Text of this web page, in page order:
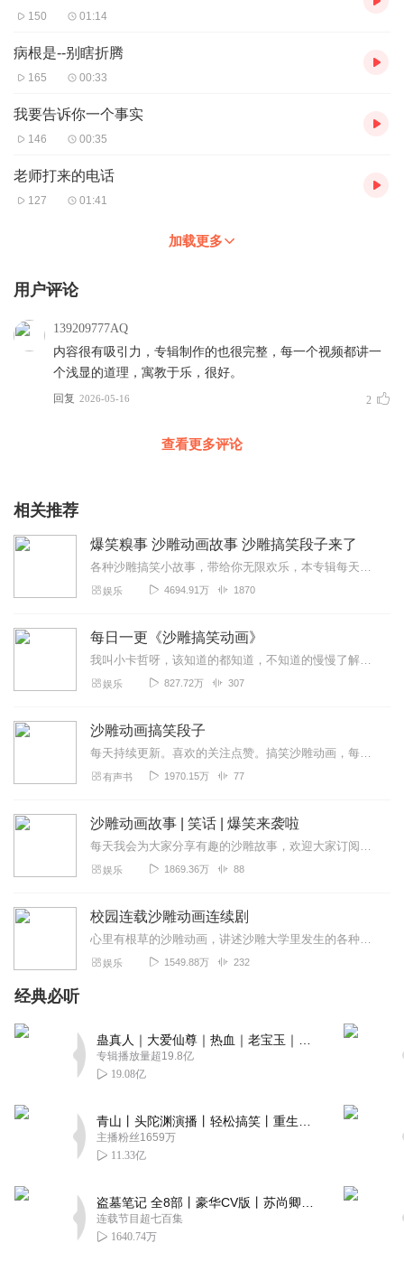
150 01:14
病根是--别瞎折腾
165 00:33
我要告诉你一个事实
146 00:35
老师打来的电话
127 01:41
加载更多
用户评论
139209777AQ
内容很有吸引力，专辑制作的也很完整，每一个视频都讲一
个浅显的道理，寓教于乐，很好。
回复 2026-05-16 2
查看更多评论
相关推荐
爆笑糗事 沙雕动画故事 沙雕搞笑段子来了
各种沙雕搞笑小故事，带给你无限欢乐，本专辑每天一集，每一天都会给你带来无限欢乐，感谢你的收听和关注订阅。求订阅，求关注，求分享，求评分！沙雕搞笑段子段子来了
娱乐 4694.91万 1870
每日一更《沙雕搞笑动画》
我叫小卡哲呀，该知道的都知道，不知道的慢慢了解。下面是文艺范收集的关于沙雕搞笑的自我把人笑死的介绍，欢迎阅读收藏
娱乐 827.72万 307
沙雕动画搞笑段子
每天持续更新。喜欢的关注点赞。搞笑沙雕动画，每天带你笑不停，持续更新中。
有声书 1970.15万 77
沙雕动画故事 | 笑话 | 爆笑来袭啦
每天我会为大家分享有趣的沙雕故事，欢迎大家订阅关注！也谢谢大家收听！
娱乐 1869.36万 88
校园连载沙雕动画连续剧
心里有根草的沙雕动画，讲述沙雕大学里发生的各种趣事，经常考试作弊的小红小蓝又有什么新的作弊方法，老师又是如何与他们斗智斗勇，小卖部的奸商强哥又被宿舍四大恶人集体...
娱乐 1549.88万 232
经典必听
专辑播放量超19.8亿
19.08亿
主播粉丝1659万
11.33亿
连载节目超七百集
1640.74万